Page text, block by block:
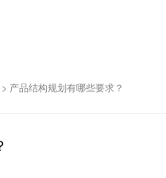
> 产品结构规划有哪些要求？